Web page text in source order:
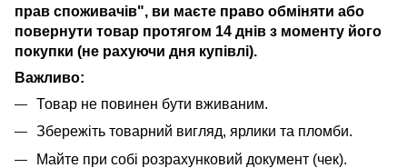
прав споживачів", ви маєте право обміняти або
повернути товар протягом 14 днів з моменту його
покупки (не рахуючи дня купівлі).
Важливо:
Товар не повинен бути вживаним.
Збережіть товарний вигляд, ярлики та пломби.
Майте при собі розрахунковий документ (чек).